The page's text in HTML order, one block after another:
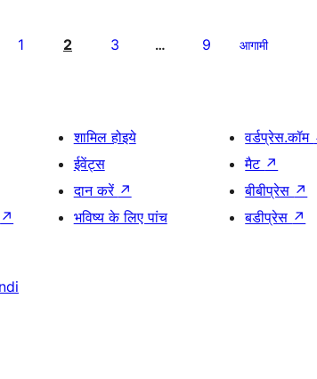
1 2 3 … 9 आगामी
↗
शामिल होइये
ईवेंट्स
दान करें ↗
भविष्य के लिए पांच
वर्डप्रेस.कॉम
मैट ↗
बीबीप्रेस ↗
बडीप्रेस ↗